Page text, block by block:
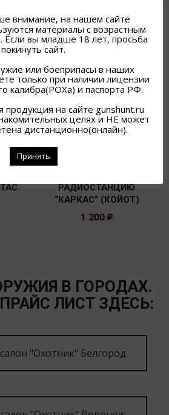
ТОВАРЫ
РАДИОСТАНЦИЮ
“КАРКАС” (КОЙОТ)
1 200 ₽
В ГОРОДАХ.
ЛИСТ ЗДЕСЬ:
"Охотник" Белгород
внимание, на нашем сайте
материалы с возрастным
Если вы младше 18 лет, просьба
покинуть сайт.
или боеприпасы в наших
только при наличии лицензии
калибра(РОХа) и паспорта РФ.
продукция на сайте gunshunt.ru
целях и НЕ может
дистанционно(онлайн).
Принять